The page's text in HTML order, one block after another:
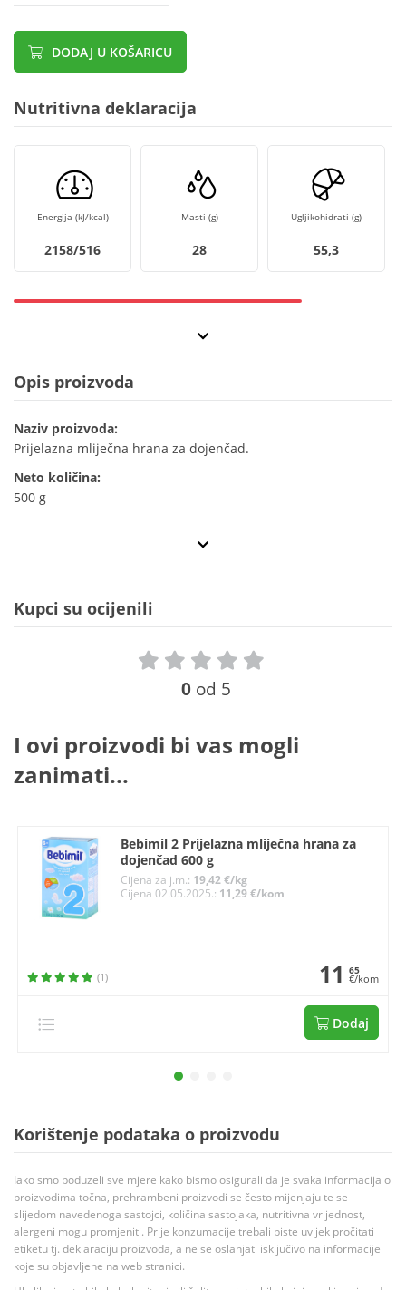
DODAJ U KOŠARICU
Nutritivna deklaracija
Energija (kJ/kcal)
2158/516
Masti (g)
28
Ugljikohidrati (g)
55,3
Opis proizvoda
Naziv proizvoda:
Prijelazna mliječna hrana za dojenčad.
Neto količina:
500 g
Kupci su ocijenili
0 od 5
I ovi proizvodi bi vas mogli
zanimati...
Bebimil 2 Prijelazna mliječna hrana za
dojenčad 600 g
Cijena za j.m.: 19,42 €/kg
Cijena 02.05.2025.: 11,29 €/kom
(1) 11 65
€/kom
Dodaj
Korištenje podataka o proizvodu
Iako smo poduzeli sve mjere kako bismo osigurali da je svaka informacija o
proizvodima točna, prehrambeni proizvodi se često mijenjaju te se
slijedom navedenoga sastojci, količina sastojaka, nutritivna vrijednost,
alergeni mogu promjeniti. Prije konzumacije trebali biste uvijek pročitati
etiketu tj. deklaraciju proizvoda, a ne se oslanjati isključivo na informacije
koje su objavljene na web stranici.